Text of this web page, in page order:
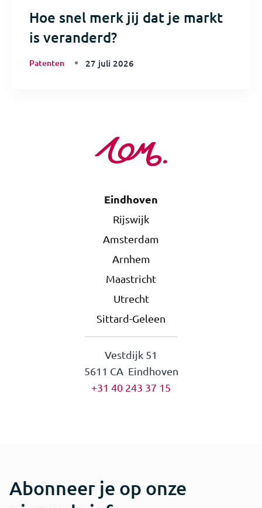
Hoe snel merk jij dat je markt
is veranderd?
Patenten 27 juli 2026
Eindhoven
Rijswijk
Amsterdam
Arnhem
Maastricht
Utrecht
Sittard-Geleen
Vestdijk 51
5611 CA Eindhoven
+31 40 243 37 15
Abonneer je op onze